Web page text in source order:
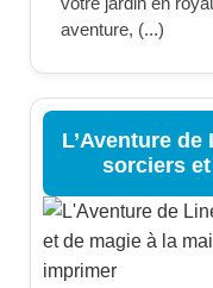
aventure, (...)
L’Aventure
sorciers